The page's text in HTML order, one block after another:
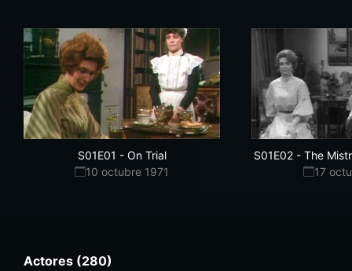
S01E01 - On Trial
10 octubre 1971
S01E02 - The
17
Actores (280)